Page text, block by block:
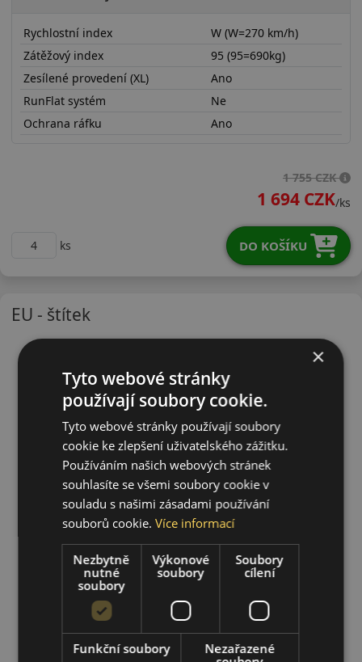
Rychlostní index
W (W=270 km/h)
Zátěžový index
95 (95=690kg)
Zesílené provedení (XL)
Ano
RunFlat systém
Ne
Ochrana ráfku
Ano
1 755 CZK
1 694 CZK/ks
ks DO KOŠÍKU
EU - štítek
×
Tyto webové stránky
používají soubory cookie.
Tyto webové stránky používají soubory
cookie ke zlepšení uživatelského zážitku.
Používáním našich webových stránek
souhlasíte se všemi soubory cookie v
souladu s našimi zásadami používání
souborů cookie.Více informací
Nezbytně
nutné
soubory
Výkonové
soubory
Soubory
cílení
Funkční soubory
Nezařazené